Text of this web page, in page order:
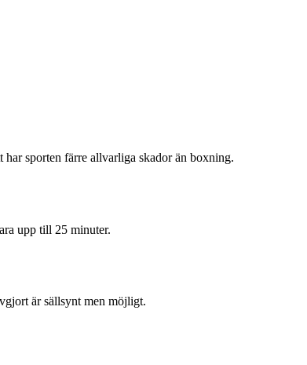
sporten färre allvarliga skador än boxning.
upp till 25 minuter.
är sällsynt men möjligt.